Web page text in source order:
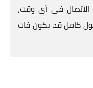
في أي وقت،
كامل قد يكون فات